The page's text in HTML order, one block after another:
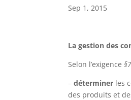
Sep 1, 2015
La gestion des
Selon l’exigence
–déterminer les
des produits et